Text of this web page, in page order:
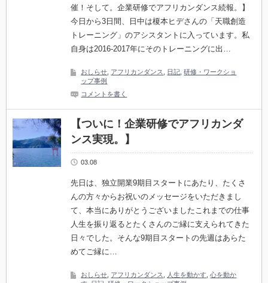
催！そして。企業研修でアフリカンダンス続報。】
今日から3日間、日中は榎本ヒデさんの「天職創造
トレーニング」のアシスタントに入っています。私
自身は2016-2017年にそのトレーニングに出…
おしらせ アフリカンダンス 日記 ,研修・ワークショ
ップ事例
コメントを書く
【ついに！企業研修でアフリカンダ
ンス実現。】
03.08
先日は、独立開業9期目スタートにあたり、たくさ
んの方々からお祝いのメッセージをいただきまし
て、本当にありがとうございましたこれまでの仕事
人生を振り返るとたくさんのご縁に支えられてきた
日々でした。そんな9期目スタートの先週はあらた
めてご縁に…
おしらせ アフリカンダンス 人生を動かす ,心を動か